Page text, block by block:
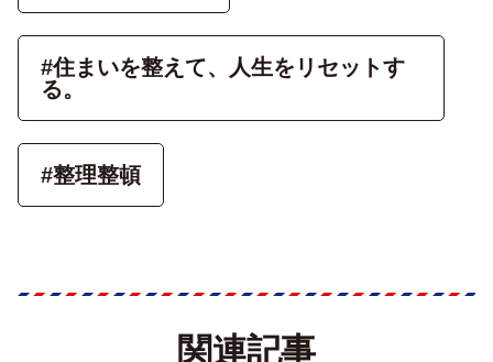
#住まいを整えて、人生をリセットす
る。
#整理整頓
関連記事